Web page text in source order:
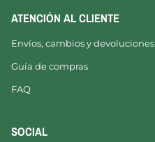
ATENCIÓN AL CLIENTE
Envíos, cambios y devoluciones
Guía de compras
FAQ
SOCIAL